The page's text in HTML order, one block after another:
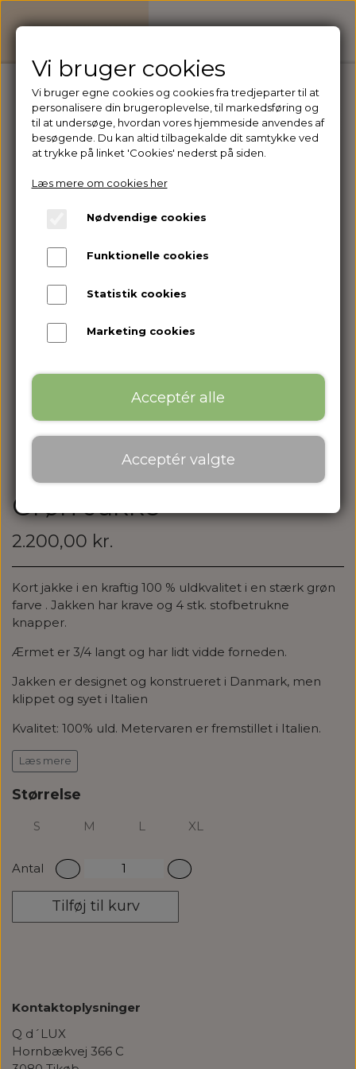
Forside Jakker & Frakker Grøn Jakke
Grøn Jakke
2.200,00 kr.
Kort jakke i en kraftig 100 % uldkvalitet i en stærk grøn
farve . Jakken har krave og 4 stk. stofbetrukne
knapper.
Ærmet er 3/4 langt og har lidt vidde forneden.
Jakken er designet og konstrueret i Danmark, men
klippet og syet i Italien
Kvalitet: 100% uld. Metervaren er fremstillet i Italien.
Læs mere
Størrelse
S M L XL
Antal
Tilføj til kurv
Kontaktoplysninger
Q d´LUX
Hornbækvej 366 C
Vi bruger cookies
Vi bruger egne cookies og cookies fra tredjeparter til at
personalisere din brugeroplevelse, til markedsføring og
til at undersøge, hvordan vores hjemmeside anvendes af
besøgende. Du kan altid tilbagekalde dit samtykke ved
at trykke på linket 'Cookies' nederst på siden.
Læs mere om cookies her
Nødvendige cookies
Funktionelle cookies
Statistik cookies
Marketing cookies
Acceptér alle
Acceptér valgte